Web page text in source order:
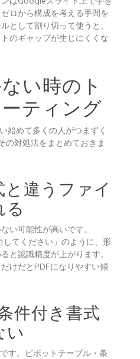
ロから構成を考える手間を
として割り切って使うと、
のギャップが生じにくくな
い時のト
ティング
始めて多くの人がつまずく
の対処法をまとめておきま
違うファイ
る
い可能性が高いです。
してください」のように、形
と認識精度が上がります。
けだとPDFになりやすい傾
件付き書式
い
す。ピボットテーブル・条